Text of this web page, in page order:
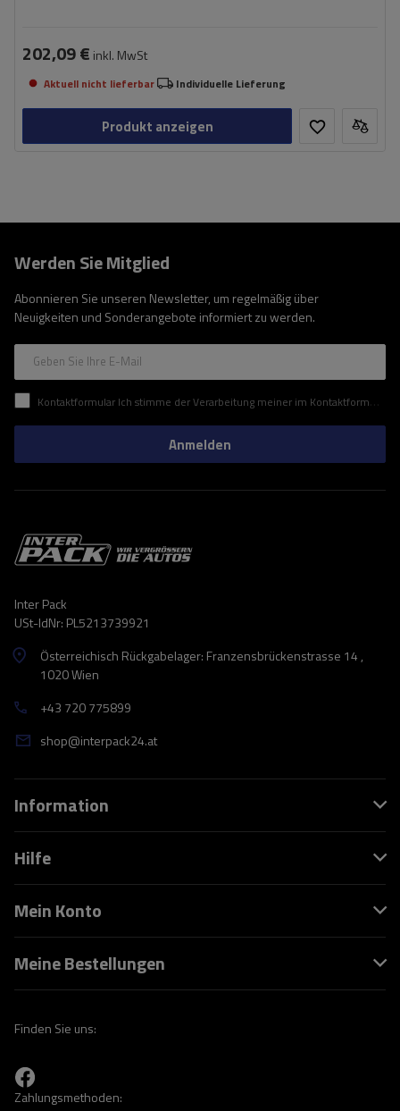
202,09 € inkl. MwSt
Aktuell nicht lieferbar Individuelle Lieferung
Produkt anzeigen
Werden Sie Mitglied
Abonnieren Sie unseren Newsletter, um regelmäßig über
Neuigkeiten und Sonderangebote informiert zu werden.
Geben Sie Ihre E-Mail
Kontaktformular Ich stimme der Verarbeitung meiner im Kontaktformular enthaltenen personenbezogenen Daten gemäß der Verordnung (EU) des Europäischen Parlaments und des Rates zu.
Anmelden
Inter Pack
USt-IdNr: PL5213739921
Österreichisch Rückgabelager: Franzensbrückenstrasse 14 ,
1020 Wien
+43 720 775899
shop@interpack24.at
Information
Hilfe
Mein Konto
Meine Bestellungen
Finden Sie uns:
Zahlungsmethoden: